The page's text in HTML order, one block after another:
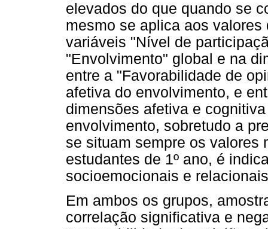
elevados do que quando se
mesmo se aplica aos
variáveis "Nível de
"Envolvimento" global e na
entre a "Favorabilidade de
afetiva do envolvimento, e
dimensões afetiva e
envolvimento, sobretudo a
se situam sempre os valores
estudantes de 1º ano, é
socioemocionais e
Em ambos os grupos,
correlação significativa e